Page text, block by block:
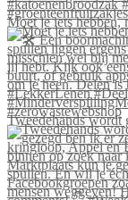
Moet je iets hebben,
Tweedehands wordt